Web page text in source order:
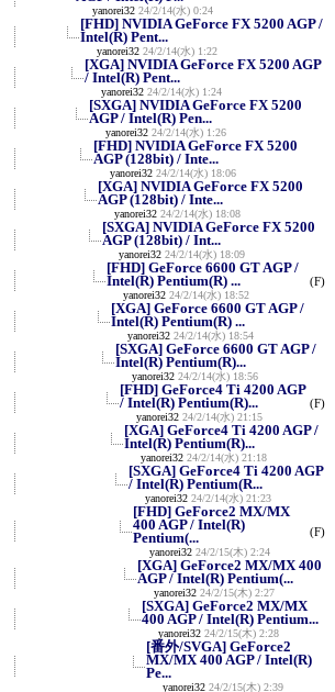
yanorei32 24/2/14(水) 0:24
[FHD] NVIDIA GeForce FX 5200 AGP /
Intel(R) Pent...
yanorei32 24/2/14(水) 1:22
[XGA] NVIDIA GeForce FX 5200 AGP
/ Intel(R) Pent...
yanorei32 24/2/14(水) 1:24
[SXGA] NVIDIA GeForce FX 5200
AGP / Intel(R) Pen...
yanorei32 24/2/14(水) 1:26
[FHD] NVIDIA GeForce FX 5200
AGP (128bit) / Inte...
yanorei32 24/2/14(水) 18:06
[XGA] NVIDIA GeForce FX 5200
AGP (128bit) / Inte...
yanorei32 24/2/14(水) 18:08
[SXGA] NVIDIA GeForce FX 5200
AGP (128bit) / Int...
yanorei32 24/2/14(水) 18:09
[FHD] GeForce 6600 GT AGP /
Intel(R) Pentium(R) ...
yanorei32 24/2/14(水) 18:52
(F)
[XGA] GeForce 6600 GT AGP /
Intel(R) Pentium(R) ...
yanorei32 24/2/14(水) 18:54
[SXGA] GeForce 6600 GT AGP /
Intel(R) Pentium(R)...
yanorei32 24/2/14(水) 18:56
[FHD] GeForce4 Ti 4200 AGP
/ Intel(R) Pentium(R)...
yanorei32 24/2/14(水) 21:15
(F)
[XGA] GeForce4 Ti 4200 AGP /
Intel(R) Pentium(R)...
yanorei32 24/2/14(水) 21:18
[SXGA] GeForce4 Ti 4200 AGP
/ Intel(R) Pentium(R...
yanorei32 24/2/14(水) 21:23
[FHD] GeForce2 MX/MX
400 AGP / Intel(R)
Pentium(...
yanorei32 24/2/15(木) 2:24
(F)
[XGA] GeForce2 MX/MX 400
AGP / Intel(R) Pentium(...
yanorei32 24/2/15(木) 2:27
[SXGA] GeForce2 MX/MX
400 AGP / Intel(R) Pentium...
yanorei32 24/2/15(木) 2:28
[番外/SVGA] GeForce2
MX/MX 400 AGP / Intel(R)
Pe...
yanorei32 24/2/15(木) 2:39